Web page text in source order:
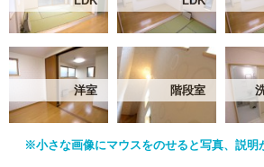
洋室 階段室
※小さな画像にマウスをのせると写真、説明